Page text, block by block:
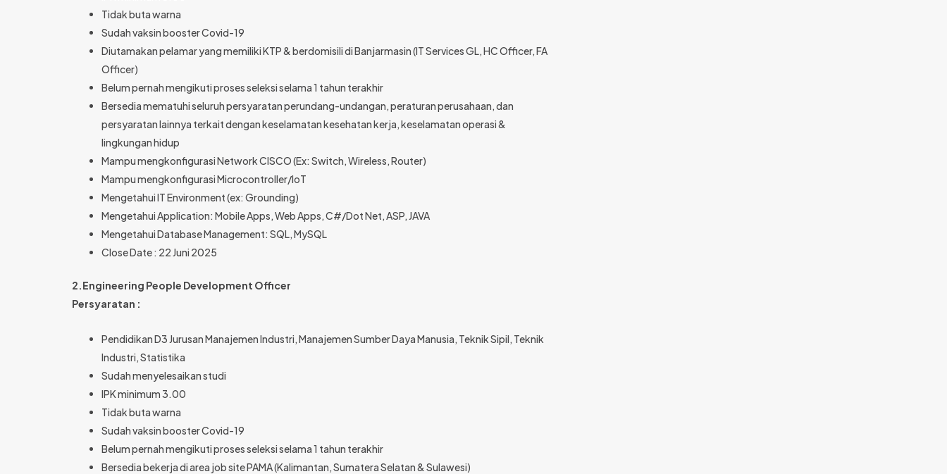
Tidak buta warna
Sudah vaksin booster Covid-19
Diutamakan pelamar yang memiliki KTP & berdomisili di Banjarmasin (IT Services GL, HC Officer, FA
Officer)
Belum pernah mengikuti proses seleksi selama 1 tahun terakhir
Bersedia mematuhi seluruh persyaratan perundang-undangan, peraturan perusahaan, dan
persyaratan lainnya terkait dengan keselamatan kesehatan kerja, keselamatan operasi &
lingkungan hidup
Mampu mengkonfigurasi Network CISCO (Ex: Switch, Wireless, Router)
Mampu mengkonfigurasi Microcontroller/IoT
Mengetahui IT Environment (ex: Grounding)
Mengetahui Application: Mobile Apps, Web Apps, C#/Dot Net, ASP, JAVA
Mengetahui Database Management: SQL, MySQL
Close Date : 22 Juni 2025
2.Engineering People Development Officer
Persyaratan :
Pendidikan D3 Jurusan Manajemen Industri, Manajemen Sumber Daya Manusia, Teknik Sipil, Teknik
Industri, Statistika
Sudah menyelesaikan studi
IPK minimum 3.00
Tidak buta warna
Sudah vaksin booster Covid-19
Belum pernah mengikuti proses seleksi selama 1 tahun terakhir
Bersedia bekerja di area job site PAMA (Kalimantan, Sumatera Selatan & Sulawesi)